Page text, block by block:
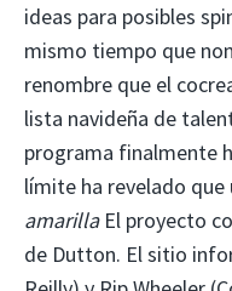
ideas para posibles
mismo tiempo que
renombre que el
lista navideña de
programa finalmente
límite ha revelado que
amarillaEl proyecto
de Dutton. El sitio